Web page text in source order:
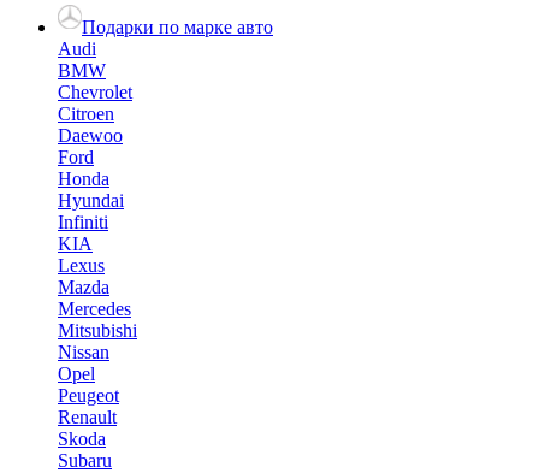
Подарки по марке авто
Audi
BMW
Chevrolet
Citroen
Daewoo
Ford
Honda
Hyundai
Infiniti
KIA
Lexus
Mazda
Mercedes
Mitsubishi
Nissan
Opel
Peugeot
Renault
Skoda
Subaru